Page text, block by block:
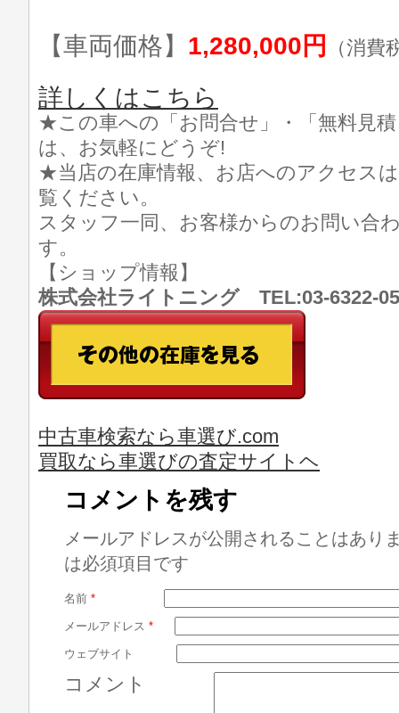
【車両価格】 1,280,000円 （消費
詳しくはこちら
★この車への「お問合せ」・「無料見
は、お気軽にどうぞ!
★当店の在庫情報、お店へのアクセス
覧ください。
スタッフ一同、お客様からのお問い合
す。
【ショップ情報】
株式会社ライトニング TEL:03-6322-
中古車検索なら車選び.com
買取なら車選びの査定サイトヘ
コメントを残す
メールアドレスが公開されることはあり
は必須項目です
名前 *
メールアドレス *
ウェブサイト
コメント